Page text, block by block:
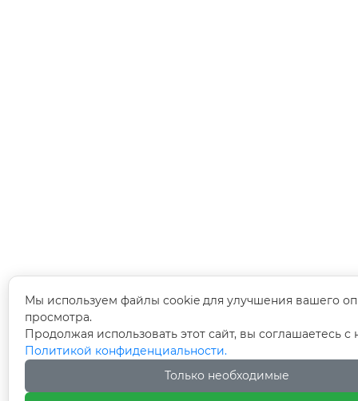
Мы используем файлы cookie для улучшения вашего
просмотра.
Продолжая использовать этот сайт, вы соглашаетесь
Политикой конфиденциальности.
Только необходимые